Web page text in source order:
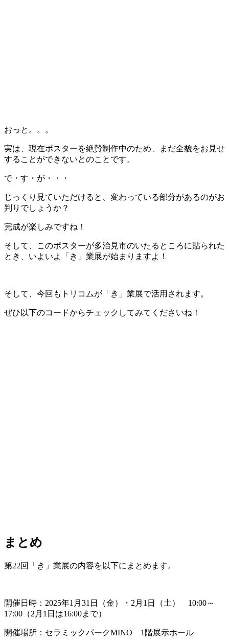
おっと。。。
実は、現在ポスターを絶賛制作中のため、まだ全貌をお見せ
することができないとのことです。
で・す・が・・・
じっくり見ていただけると、変わっている部分があるのがお
判りでしょうか？
完成が楽しみですね！
そして、このポスターが多治見市のいたるところに貼られた
とき、いよいよ「き」業展が始まりますよ！
そして、今回もトリコムが「き」業展で活用されます。
ぜひ以下のコードからチェックしてみてくださいね！
まとめ
第22回「き」業展の内容を以下にまとめます。
開催日時：2025年1月31日（金）・2月1日（土） 10:00～
17:00（2月1日は16:00まで）
開催場所：セラミックパークMINO 1階展示ホール